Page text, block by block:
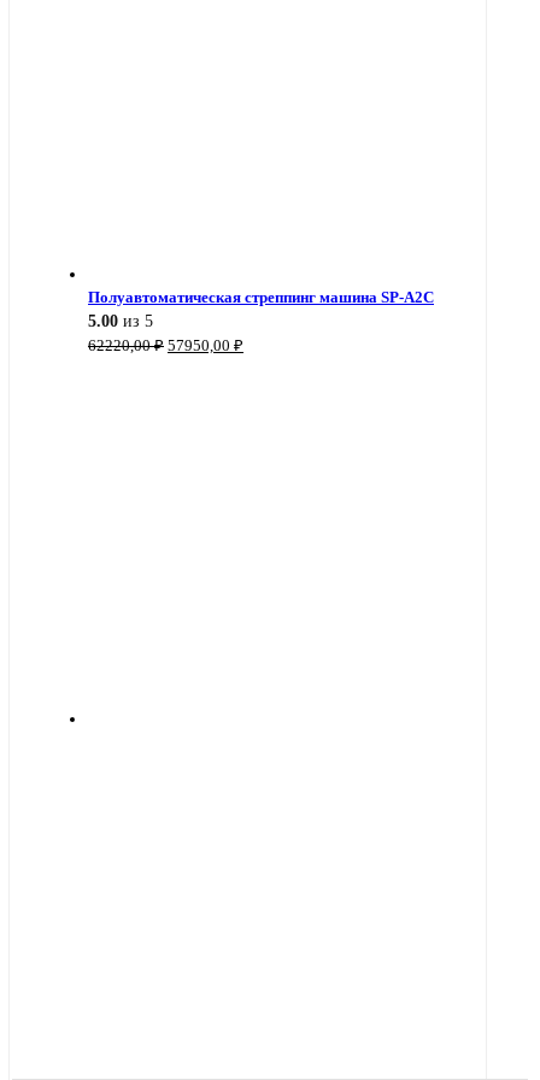
Полуавтоматическая стреппинг машина SP-A2C
5.00 из 5
62220,00₽ Первоначальная
57950,00 ₽